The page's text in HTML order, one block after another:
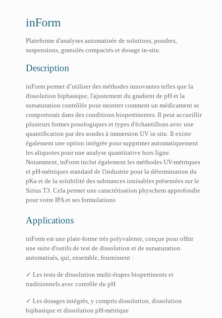
inForm
Plateforme d'analyses automatisée de solutions, poudres,
suspensions, granulés compactés et dosage in-situ.
Description
inForm permet d’utiliser des méthodes innovantes telles que la
dissolution biphasique, l'ajustement du gradient de pH et la
sursaturation contrôlée pour montrer comment un médicament se
comporterait dans des conditions biopertinentes. Il peut accueillir
plusieurs formes posologiques et types d'échantillons avec une
quantification par des sondes à immersion UV in situ. Il existe
également une option intégrée pour supprimer automatiquement
les aliquotes pour une analyse quantitative hors ligne.
Notamment, inForm inclut également les méthodes UV-métriques
et pH-métriques standard de l'industrie pour la détermination du
pKa et de la solubilité des substances ionisables présentées sur le
Sirius T3. Cela permet une caractérisation physchem approfondie
pour votre IPA et ses formulations
Applications
inForm est une plate-forme très polyvalente, conçue pour offrir
une suite d'outils de test de dissolution et de sursaturation
automatisés, qui, ensemble, fournissent :
✓ Les tests de dissolution multi-étapes biopertinents et
traditionnels avec contrôle du pH
✓ Les dosages intégrés, y compris dissolution, dissolution
biphasique et dissolution pH-métrique